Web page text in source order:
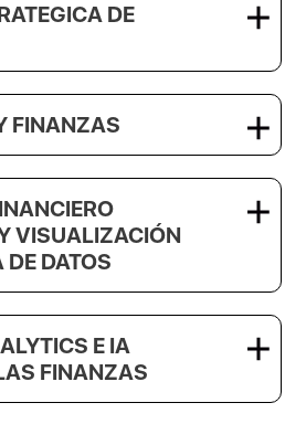
DE
FINANZAS
VISUALIZACIÓN
DE DATOS
E IA
FINANZAS